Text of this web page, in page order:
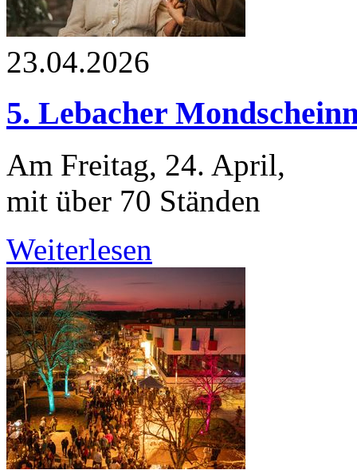
23.04.2026
5. Lebacher
Am Freitag, 24. April,
mit über 70 Ständen
Weiterlesen